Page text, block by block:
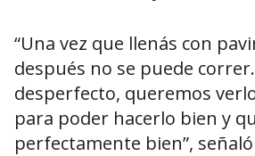
“Una vez que llenás con
después no se puede
desperfecto, queremos
para poder hacerlo bien y
perfectamente bien”,